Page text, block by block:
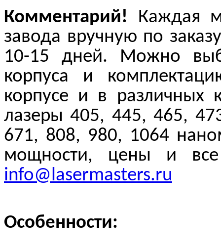
Комментарий! Каждая
завода вручную по
10-15 дней. Можно
корпуса и
корпусе и в различных
лазеры 405, 445, 465,
671, 808, 980, 1064
мощности, цены и
info@lasermasters.ru
Особенности: